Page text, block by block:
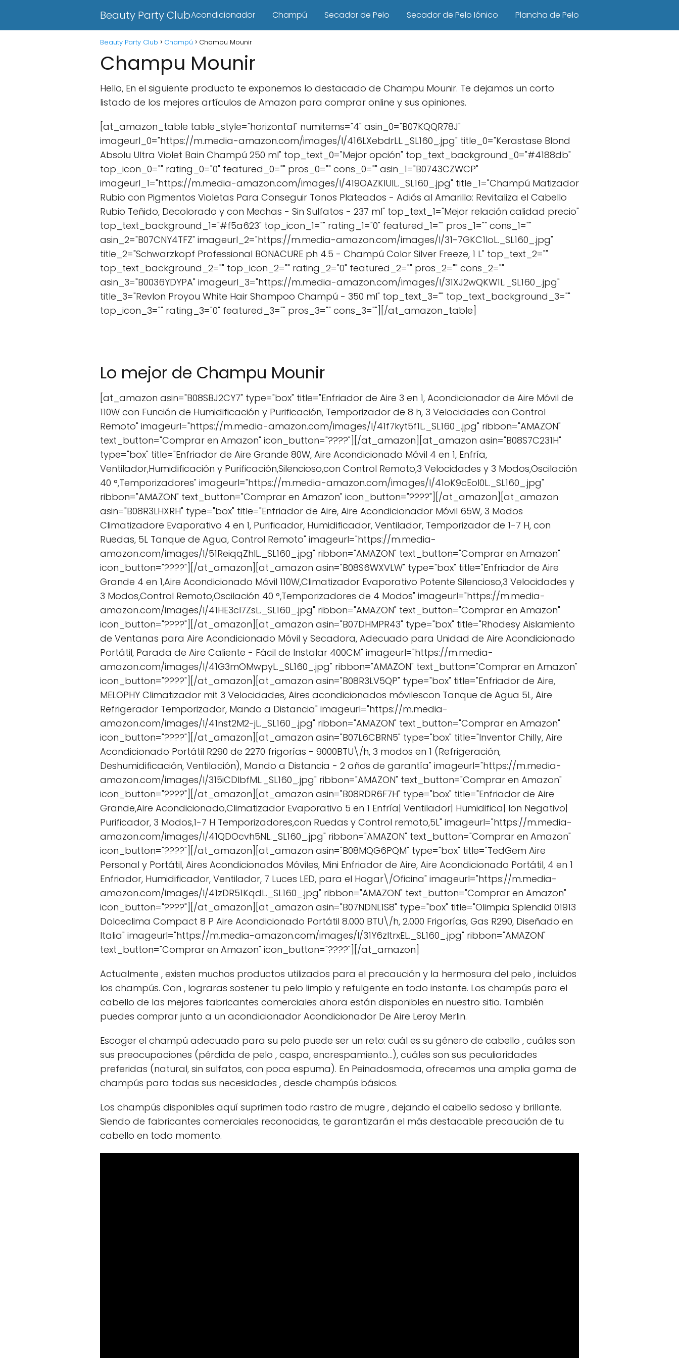
Beauty Party ClubAcondicionador Champú Secador de Pelo Secador de Pelo Iónico Plancha de Pelo
Beauty Party Club Champú Champu Mounir
Champu Mounir
Hello, En el siguiente producto te exponemos lo destacado de Champu Mounir. Te dejamos un corto
listado de los mejores artículos de Amazon para comprar online y sus opiniones.
[at_amazon_table table_style="horizontal" numitems="4" asin_0="B07KQQR78J"
imageurl_0="https://m.media-amazon.com/images/I/416LXebdrLL._SL160_.jpg" title_0="Kerastase Blond
Absolu Ultra Violet Bain Champú 250 ml" top_text_0="Mejor opción" top_text_background_0="#4188db"
top_icon_0="" rating_0="0" featured_0="" pros_0="" cons_0="" asin_1="B0743CZWCP"
imageurl_1="https://m.media-amazon.com/images/I/419OAZKlUIL._SL160_.jpg" title_1="Champú Matizador
Rubio con Pigmentos Violetas Para Conseguir Tonos Plateados - Adiós al Amarillo: Revitaliza el Cabello
Rubio Teñido, Decolorado y con Mechas - Sin Sulfatos - 237 ml" top_text_1="Mejor relación calidad precio"
top_text_background_1="#f5a623" top_icon_1="" rating_1="0" featured_1="" pros_1="" cons_1=""
asin_2="B07CNY4TFZ" imageurl_2="https://m.media-amazon.com/images/I/31-7GKC1loL._SL160_.jpg"
title_2="Schwarzkopf Professional BONACURE ph 4.5 - Champú Color Silver Freeze, 1 L" top_text_2=""
top_text_background_2="" top_icon_2="" rating_2="0" featured_2="" pros_2="" cons_2=""
asin_3="B0036YDYPA" imageurl_3="https://m.media-amazon.com/images/I/31XJ2wQKW1L._SL160_.jpg"
title_3="Revlon Proyou White Hair Shampoo Champú - 350 ml" top_text_3="" top_text_background_3=""
top_icon_3="" rating_3="0" featured_3="" pros_3="" cons_3=""][/at_amazon_table]
Lo mejor de Champu Mounir
[at_amazon asin="B08SBJ2CY7" type="box" title="Enfriador de Aire 3 en 1, Acondicionador de Aire Móvil de
110W con Función de Humidificación y Purificación, Temporizador de 8 h, 3 Velocidades con Control
Remoto" imageurl="https://m.media-amazon.com/images/I/41f7kyt5f1L._SL160_.jpg" ribbon="AMAZON"
text_button="Comprar en Amazon" icon_button="????"][/at_amazon][at_amazon asin="B08S7C231H"
type="box" title="Enfriador de Aire Grande 80W, Aire Acondicionado Móvil 4 en 1, Enfría,
Ventilador,Humidificación y Purificación,Silencioso,con Control Remoto,3 Velocidades y 3 Modos,Oscilación
40 °,Temporizadores" imageurl="https://m.media-amazon.com/images/I/41oK9cEoI0L._SL160_.jpg"
ribbon="AMAZON" text_button="Comprar en Amazon" icon_button="????"][/at_amazon][at_amazon
asin="B08R3LHXRH" type="box" title="Enfriador de Aire, Aire Acondicionador Móvil 65W, 3 Modos
Climatizadore Evaporativo 4 en 1, Purificador, Humidificador, Ventilador, Temporizador de 1-7 H, con
Ruedas, 5L Tanque de Agua, Control Remoto" imageurl="https://m.media-
amazon.com/images/I/51ReiqqZhlL._SL160_.jpg" ribbon="AMAZON" text_button="Comprar en Amazon"
icon_button="????"][/at_amazon][at_amazon asin="B08S6WXVLW" type="box" title="Enfriador de Aire
Grande 4 en 1,Aire Acondicionado Móvil 110W,Climatizador Evaporativo Potente Silencioso,3 Velocidades y
3 Modos,Control Remoto,Oscilación 40 °,Temporizadores de 4 Modos" imageurl="https://m.media-
amazon.com/images/I/41HE3cl7ZsL._SL160_.jpg" ribbon="AMAZON" text_button="Comprar en Amazon"
icon_button="????"][/at_amazon][at_amazon asin="B07DHMPR43" type="box" title="Rhodesy Aislamiento
de Ventanas para Aire Acondicionado Móvil y Secadora, Adecuado para Unidad de Aire Acondicionado
Portátil, Parada de Aire Caliente - Fácil de Instalar 400CM" imageurl="https://m.media-
amazon.com/images/I/41G3mOMwpyL._SL160_.jpg" ribbon="AMAZON" text_button="Comprar en Amazon"
icon_button="????"][/at_amazon][at_amazon asin="B08R3LV5QP" type="box" title="Enfriador de Aire,
MELOPHY Climatizador mit 3 Velocidades, Aires acondicionados móvilescon Tanque de Agua 5L, Aire
Refrigerador Temporizador, Mando a Distancia" imageurl="https://m.media-
amazon.com/images/I/41nst2M2-jL._SL160_.jpg" ribbon="AMAZON" text_button="Comprar en Amazon"
icon_button="????"][/at_amazon][at_amazon asin="B07L6CBRN5" type="box" title="Inventor Chilly, Aire
Acondicionado Portátil R290 de 2270 frigorías - 9000BTU\/h, 3 modos en 1 (Refrigeración,
Deshumidificación, Ventilación), Mando a Distancia - 2 años de garantía" imageurl="https://m.media-
amazon.com/images/I/315iCDlbfML._SL160_.jpg" ribbon="AMAZON" text_button="Comprar en Amazon"
icon_button="????"][/at_amazon][at_amazon asin="B08RDR6F7H" type="box" title="Enfriador de Aire
Grande,Aire Acondicionado,Climatizador Evaporativo 5 en 1 Enfría| Ventilador| Humidifica| Ion Negativo|
Purificador, 3 Modos,1-7 H Temporizadores,con Ruedas y Control remoto,5L" imageurl="https://m.media-
amazon.com/images/I/41QDOcvh5NL._SL160_.jpg" ribbon="AMAZON" text_button="Comprar en Amazon"
icon_button="????"][/at_amazon][at_amazon asin="B08MQG6PQM" type="box" title="TedGem Aire
Personal y Portátil, Aires Acondicionados Móviles, Mini Enfriador de Aire, Aire Acondicionado Portátil, 4 en 1
Enfriador, Humidificador, Ventilador, 7 Luces LED, para el Hogar\/Oficina" imageurl="https://m.media-
amazon.com/images/I/41zDR51KqdL._SL160_.jpg" ribbon="AMAZON" text_button="Comprar en Amazon"
icon_button="????"][/at_amazon][at_amazon asin="B07NDNL1S8" type="box" title="Olimpia Splendid 01913
Dolceclima Compact 8 P Aire Acondicionado Portátil 8.000 BTU\/h, 2.000 Frigorías, Gas R290, Diseñado en
Italia" imageurl="https://m.media-amazon.com/images/I/31Y6zItrxEL._SL160_.jpg" ribbon="AMAZON"
text_button="Comprar en Amazon" icon_button="????"][/at_amazon]
Actualmente , existen muchos productos utilizados para el precaución y la hermosura del pelo , incluidos
los champús. Con , lograras sostener tu pelo limpio y refulgente en todo instante. Los champús para el
cabello de las mejores fabricantes comerciales ahora están disponibles en nuestro sitio. También
puedes comprar junto a un acondicionador Acondicionador De Aire Leroy Merlin.
Escoger el champú adecuado para su pelo puede ser un reto: cuál es su género de cabello , cuáles son
sus preocupaciones (pérdida de pelo , caspa, encrespamiento...), cuáles son sus peculiaridades
preferidas (natural, sin sulfatos, con poca espuma). En Peinadosmoda, ofrecemos una amplia gama de
champús para todas sus necesidades , desde champús básicos.
Los champús disponibles aquí suprimen todo rastro de mugre , dejando el cabello sedoso y brillante.
Siendo de fabricantes comerciales reconocidas, te garantizarán el más destacable precaución de tu
cabello en todo momento.